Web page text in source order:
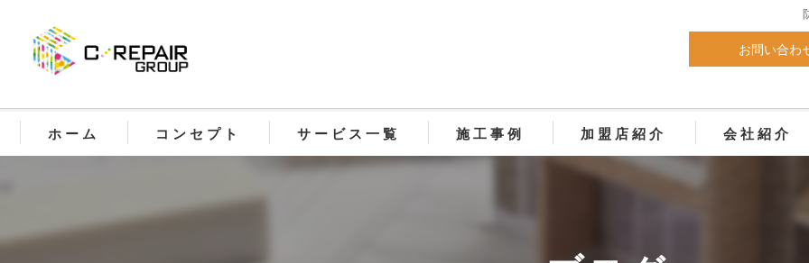
お問い合わ
ホーム コンセプト サービス一覧 施工事例 加盟店紹介 会社紹介